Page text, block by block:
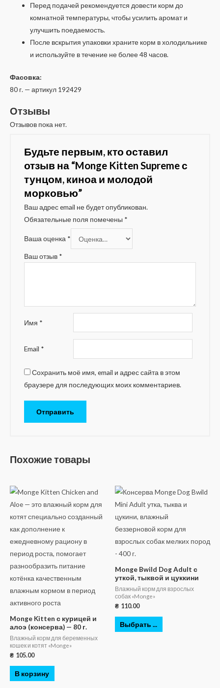
Перед подачей рекомендуется довести корм до
комнатной температуры, чтобы усилить аромат и
улучшить поедаемость.
После вскрытия упаковки храните корм в холодильнике
и используйте в течение не более 48 часов.
Фасовка:
80 г. — артикул 192429
Отзывы
Отзывов пока нет.
Будьте первым, кто оставил
отзыв на “Monge Kitten Supreme с
тунцом, киноа и молодой
морковью”
Ваш адрес email не будет опубликован.
Обязательные поля помечены *
Ваша оценка *
Ваш отзыв *
Имя *
Email *
Сохранить моё имя, email и адрес сайта в этом
браузере для последующих моих комментариев.
Похожие товары
Monge Kitten с курицей и
алоэ (консерва) — 80 г.
Влажный корм для беременных
кошек и котят «Monge»
₴ 105.00
В корзину
Monge Bwild Dog Adult с
уткой, тыквой и цуккини
Влажный корм для взрослых
собак «Monge»
₴ 110.00
Выбрать ...